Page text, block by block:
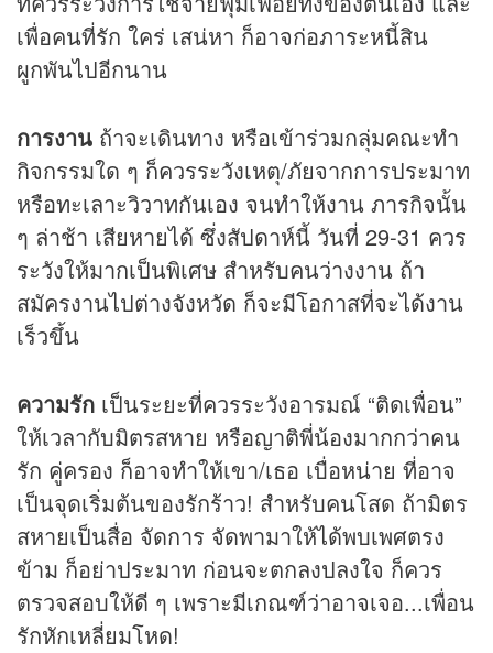
เพื่อคนที่รัก ใคร่ เสน่หา ก็อาจก่อภาระหนี้สิน
ผูกพันไปอีกนาน
การงาน ถ้าจะเดินทาง หรือเข้าร่วมกลุ่มคณะทำ
กิจกรรมใด ๆ ก็ควรระวังเหตุ/ภัยจากการประมาท
หรือทะเลาะวิวาทกันเอง จนทำให้งาน ภารกิจนั้น
ๆ ล่าช้า เสียหายได้ ซึ่งสัปดาห์นี้ วันที่ 29-31 ควร
ระวังให้มากเป็นพิเศษ สำหรับคนว่างงาน ถ้า
สมัครงานไปต่างจังหวัด ก็จะมีโอกาสที่จะได้งาน
เร็วขึ้น
ความรัก เป็นระยะที่ควรระวังอารมณ์ “ติดเพื่อน”
ให้เวลากับมิตรสหาย หรือญาติพี่น้องมากกว่าคน
รัก คู่ครอง ก็อาจทำให้เขา/เธอ เบื่อหน่าย ที่อาจ
เป็นจุดเริ่มต้นของรักร้าว! สำหรับคนโสด ถ้ามิตร
สหายเป็นสื่อ จัดการ จัดพามาให้ได้พบเพศตรง
ข้าม ก็อย่าประมาท ก่อนจะตกลงปลงใจ ก็ควร
ตรวจสอบให้ดี ๆ เพราะมีเกณฑ์ว่าอาจเจอ...เพื่อน
รักหักเหลี่ยมโหด!